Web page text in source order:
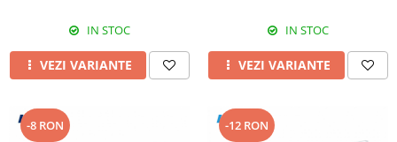
IN STOC
VEZI VARIANTE
IN STOC
VEZI VARIANTE
-8 RON -12 RON